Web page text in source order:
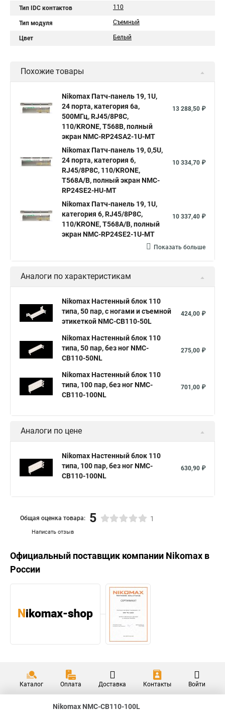
Тип IDC контактов 110
Тип модуля Cъемный
Цвет Белый
Похожие товары
Nikomax Патч-панель 19, 1U,
24 порта, категория 6a,
500МГц, RJ45/8P8C,
110/KRONE, T568B, полный
экран NMC-RP24SA2-1U-MT
13 288,50 ₽
Nikomax Патч-панель 19, 0,5U,
24 порта, категория 6,
RJ45/8P8C, 110/KRONE,
T568A/B, полный экран NMC-
RP24SE2-HU-MT
10 334,70 ₽
Nikomax Патч-панель 19, 1U,
категория 6, RJ45/8P8C,
110/KRONE, T568A/B, полный
экран NMC-RP24SE2-1U-MT
10 337,40 ₽
Показать больше
Аналоги по характеристикам
Nikomax Настенный блок 110
типа, 50 пар, с ногами и cъемной
этикеткой NMC-CB110-50L
424,00 ₽
Nikomax Настенный блок 110
типа, 50 пар, без ног NMC-
CB110-50NL
275,00 ₽
Nikomax Настенный блок 110
типа, 100 пар, без ног NMC-
CB110-100NL
701,00 ₽
Аналоги по цене
Nikomax Настенный блок 110
типа, 100 пар, без ног NMC-
CB110-100NL
630,90 ₽
Написать отзыв
Общая оценка товара: 5 1
Официальный поставщик компании Nikomax в
России
Каталог Оплата Доставка Контакты Войти
Nikomax NMC-CB110-100L